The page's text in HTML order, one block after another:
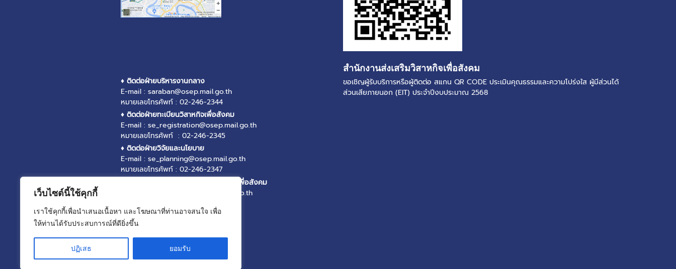
เว็บไซต์นี้ใช้คุกกี้
เราใช้คุกกี้เพื่อนำเสนอเนื้อหา และโฆษณาที่ท่านอาจสนใจ เพื่อ
ให้ท่านได้รับประสบการณ์ที่ดียิ่งขึ้น
ปฏิเสธ ยอมรับ
♦ ติดต่อฝ่ายบริหารงานกลาง
E-mail : saraban@osep.mail.go.th
หมายเลขโทรศัพท์ : 02-246-2344
♦ ติดต่อฝ่ายทะเบียนวิสาหกิจเพื่อสังคม
E-mail : se_registration@osep.mail.go.th
หมายเลขโทรศัพท์ : 02-246-2345
♦ ติดต่อฝ่ายวิจัยและนโยบาย
E-mail : se_planning@osep.mail.go.th
หมายเลขโทรศัพท์ : 02-246-2347
♦ ติดต่อฝ่ายส่งเสริมและพัฒนาวิสาหกิจเพื่อสังคม
E-mail : se_promotion@osep.mail.go.th
♦ ติดต่อฝ่ายบริหารกองทุน
E-mail : se_fund@osep.mail.go.th
หมายเลขโทรศัพท์ : 02-246-2348
สำนักงานส่งเสริมวิสาหกิจเพื่อสังคม
ขอเชิญผู้รับบริการหรือผู้ติดต่อ สแกน QR CODE ประเมินคุณธรรมและความโปร่งใส ผู้มีส่วนได้
ส่วนเสียภายนอก (EIT) ประจำปีงบประมาณ 2568